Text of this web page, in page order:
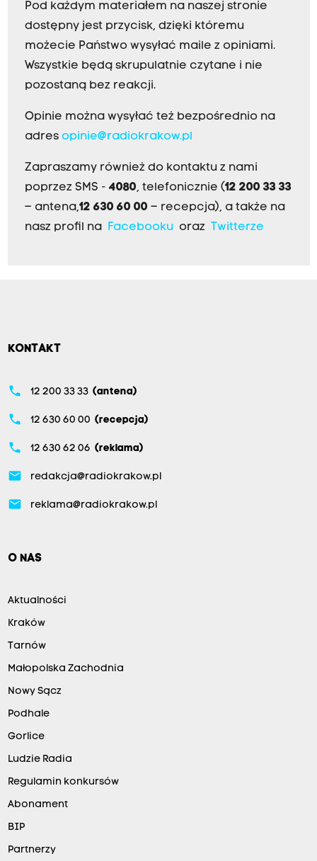
Pod każdym materiałem na naszej stronie
dostępny jest przycisk, dzięki któremu
możecie Państwo wysyłać maile z opiniami.
Wszystkie będą skrupulatnie czytane i nie
pozostaną bez reakcji.
Opinie można wysyłać też bezpośrednio na
adres opinie@radiokrakow.pl
Zapraszamy również do kontaktu z nami
poprzez SMS - 4080, telefonicznie (12 200 33 33
– antena,12 630 60 00 – recepcja), a także na
nasz profil na Facebookuoraz Twitterze
KONTAKT
phone 12 200 33 33 (antena)
phone 12 630 60 00 (recepcja)
phone 12 630 62 06 (reklama)
email redakcja@radiokrakow.pl
email reklama@radiokrakow.pl
O NAS
Aktualności
Kraków
Tarnów
Małopolska Zachodnia
Nowy Sącz
Podhale
Gorlice
Ludzie Radia
Regulamin konkursów
Abonament
BIP
Partnerzy